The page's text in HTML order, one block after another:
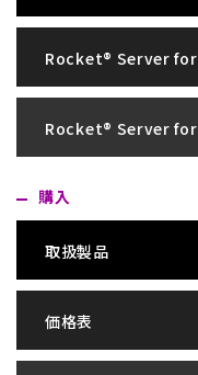
Rocket® Server for
Rocket® Server for
購入
取扱製品
価格表